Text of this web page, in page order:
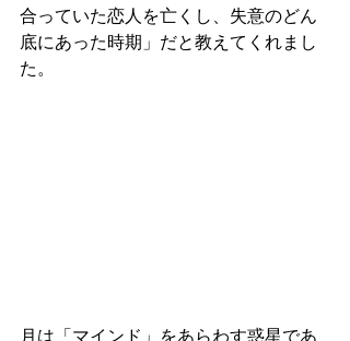
合っていた恋人を亡くし、失意のどん
底にあった時期」だと教えてくれまし
た。
月は「マインド」をあらわす惑星であ